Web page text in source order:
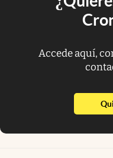
Accede aquí,